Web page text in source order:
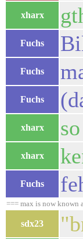
xharx
Fuchs
Fuchs
Fuchs
xharx
xharx
Fuchs
=== max is now known
sdx23